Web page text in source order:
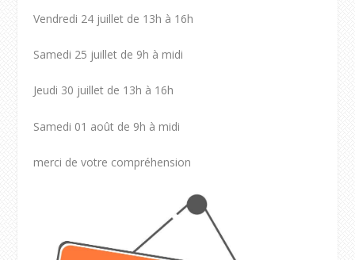
Vendredi 24 juillet de 13h à 16h
Samedi 25 juillet de 9h à midi
Jeudi 30 juillet de 13h à 16h
Samedi 01 août de 9h à midi
merci de votre compréhension